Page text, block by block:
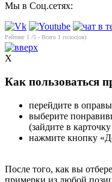
Мы в Соц.сетях:
Рейтинг 1 /5 - Всего 1 голос(ов)
X
Как пользоваться
перейдите в
выберите
(зайдите в
нажмите кнопку
После того, как вы
примерки из любой